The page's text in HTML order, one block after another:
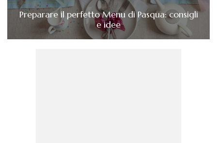
Preparare il perfetto Menu di Pasqua: consigli
e idee